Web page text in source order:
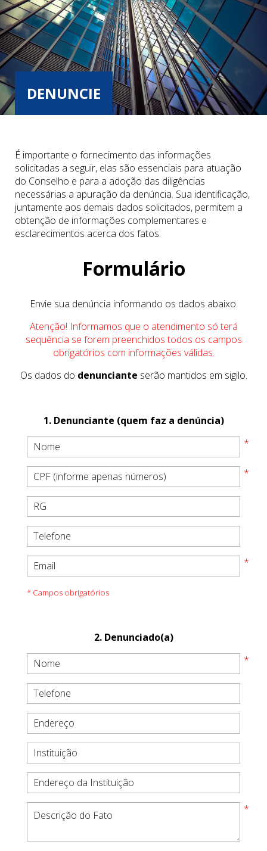
DENUNCIE
É importante o fornecimento das informações
solicitadas a seguir, elas são essenciais para atuação
do Conselho e para a adoção das diligências
necessárias a apuração da denúncia. Sua identificação,
juntamente aos demais dados solicitados, permitem a
obtenção de informações complementares e
esclarecimentos acerca dos fatos.
Formulário
Envie sua denúncia informando os dados abaixo.
Atenção! Informamos que o atendimento só terá
sequência se forem preenchidos todos os campos
obrigatórios com informações válidas.
Os dados do denunciante serão mantidos em sigilo.
1. Denunciante (quem faz a denúncia)
* Campos obrigatórios
2. Denunciado(a)